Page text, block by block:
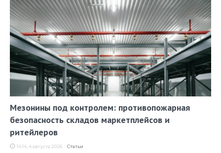
Мезонины под контролем: противопожарная
безопасность складов маркетплейсов и
ритейлеров
14:14, 4 августа 2026 Статьи